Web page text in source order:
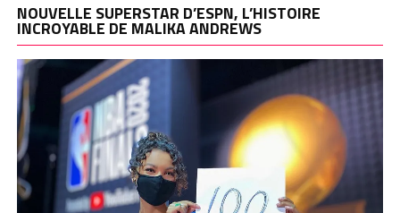
NOUVELLE SUPERSTAR D’ESPN, L’HISTOIRE
INCROYABLE DE MALIKA ANDREWS